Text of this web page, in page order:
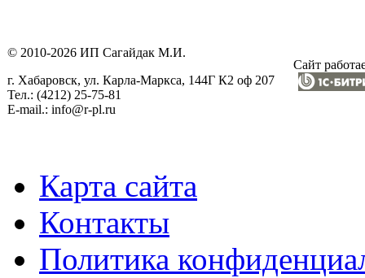
© 2010-2026 ИП Сагайдак М.И.
г. Хабаровск, ул. Карла-Маркса, 144Г К2 оф 207
Тел.: (4212) 25-75-81
E-mail.: info@r-pl.ru
Сайт
Карта сайта
Контакты
Политика